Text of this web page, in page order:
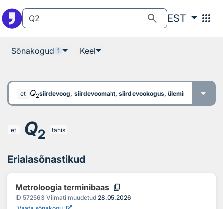
search EST apps
Sõnakogud 1 Keel
et Q2siirdevoog, siirdevoomaht, siirdevookogus, üleminekuvoog,
et Q2 tähis
Erialasõnastikud
Metroloogia terminibaas content_copy
ID 572563 Viimati muudetud 28.05.2026